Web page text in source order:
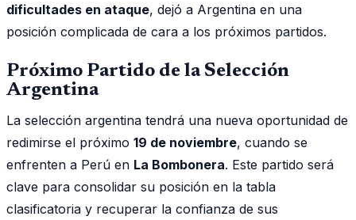
dificultades en ataque, dejó a Argentina en una
posición complicada de cara a los próximos partidos.
Próximo Partido de la Selección
Argentina
La selección argentina tendrá una nueva oportunidad de
redimirse el próximo 19 de noviembre, cuando se
enfrenten a Perú en La Bombonera. Este partido será
clave para consolidar su posición en la tabla
clasificatoria y recuperar la confianza de sus